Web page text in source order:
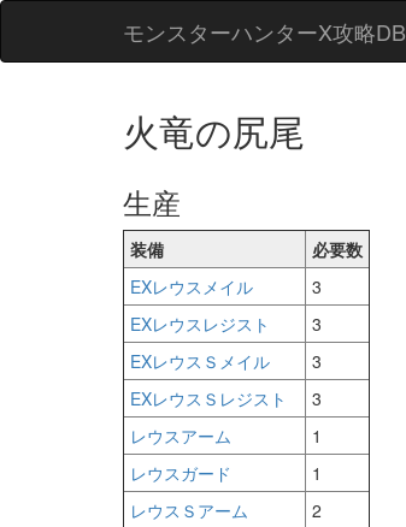
モンスターハンターX攻略DB
火竜の尻尾
生産
装備
必要数
EXレウスメイル
3
EXレウスレジスト
3
EXレウスＳメイル
3
EXレウスＳレジスト
3
レウスアーム
1
レウスガード
1
レウスＳアーム
2